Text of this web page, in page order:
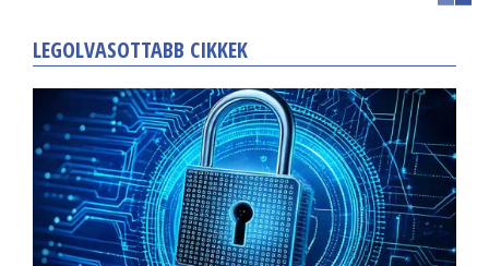
LEGOLVASOTTABB CIKKEK